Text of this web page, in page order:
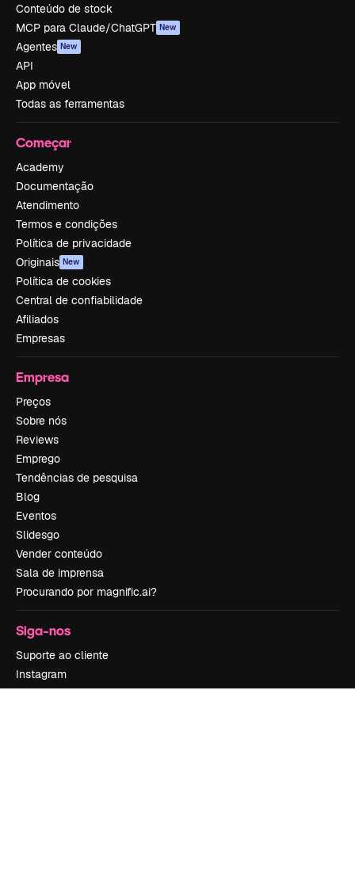
Conteúdo de stock
MCP para Claude/ChatGPT New
Agentes New
API
App móvel
Todas as ferramentas
Começar
Academy
Documentação
Atendimento
Termos e condições
Política de privacidade
Originais New
Política de cookies
Central de confiabilidade
Afiliados
Empresas
Empresa
Preços
Sobre nós
Reviews
Emprego
Tendências de pesquisa
Blog
Eventos
Slidesgo
Vender conteúdo
Sala de imprensa
Procurando por magnific.ai?
Siga-nos
Suporte ao cliente
Instagram
YouTube